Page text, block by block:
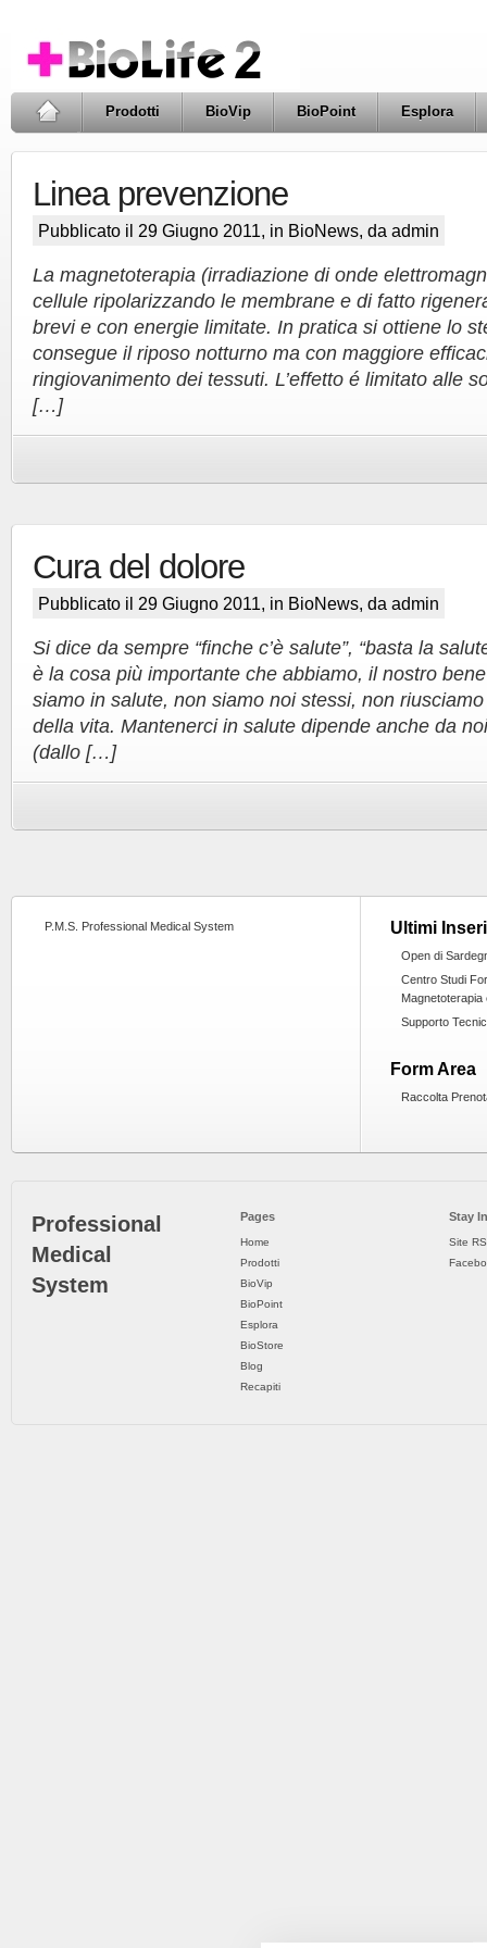
Prodotti BioVip BioPoint Esplora
Linea prevenzione
Pubblicato il 29 Giugno 2011, in BioNews, da admin
La magnetoterapia (irradiazione di onde
cellule ripolarizzando le membrane e di fatto
brevi e con energie limitate. In pratica si ottiene lo
consegue il riposo notturno ma con maggiore
ringiovanimento dei tessuti. L’effetto é limitato alle
[…]
Cura del dolore
Pubblicato il 29 Giugno 2011, in BioNews, da admin
Si dice da sempre “finche c’è salute”, “basta la
è la cosa più importante che abbiamo, il nostro
siamo in salute, non siamo noi stessi, non
della vita. Mantenerci in salute dipende anche da
(dallo […]
P.M.S. Professional Medical System Ultimi
Open di
Centro Studi
Magnetoterapia
Supporto
Form Area
Raccolta
Professional
Medical
System
Pages
Home
Prodotti
BioVip
BioPoint
Esplora
BioStore
Blog
Recapiti
Stay
Site